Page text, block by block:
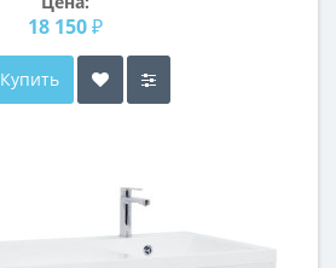
18 150 ₽
Купить